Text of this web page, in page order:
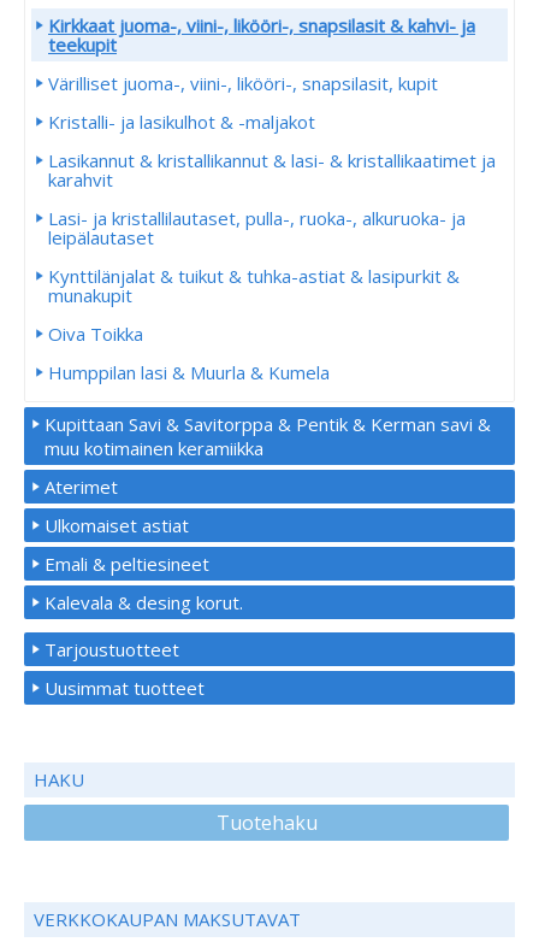
Kirkkaat juoma-, viini-, likööri-, snapsilasit & kahvi- ja
teekupit
Värilliset juoma-, viini-, likööri-, snapsilasit, kupit
Kristalli- ja lasikulhot & -maljakot
Lasikannut & kristallikannut & lasi- & kristallikaatimet ja
karahvit
Lasi- ja kristallilautaset, pulla-, ruoka-, alkuruoka- ja
leipälautaset
Kynttilänjalat & tuikut & tuhka-astiat & lasipurkit &
munakupit
Oiva Toikka
Humppilan lasi & Muurla & Kumela
Kupittaan Savi & Savitorppa & Pentik & Kerman savi &
muu kotimainen keramiikka
Aterimet
Ulkomaiset astiat
Emali & peltiesineet
Kalevala & desing korut.
Tarjoustuotteet
Uusimmat tuotteet
HAKU
Tuotehaku
VERKKOKAUPAN MAKSUTAVAT